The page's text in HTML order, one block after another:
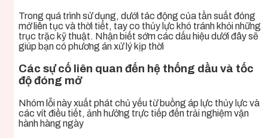
Trong quá trình sử dụng, dưới tác động của tần suất đóng
mở liên tục và thời tiết, tay co thủy lực khó tránh khỏi những
trục trặc kỹ thuật. Nhận biết sớm các dấu hiệu dưới đây sẽ
giúp bạn có phương án xử lý kịp thời
Các sự cố liên quan đến hệ thống dầu và tốc
độ đóng mở
Nhóm lỗi này xuất phát chủ yếu từ buồng áp lực thủy lực và
các vít điều tiết, ảnh hưởng trực tiếp đến trải nghiệm vận
hành hàng ngày